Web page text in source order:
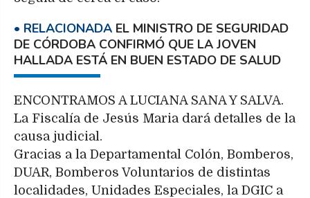
EL MINISTRO DE SEGURIDAD
DE CÓRDOBA CONFIRMÓ QUE LA JOVEN
HALLADA ESTÁ EN BUEN ESTADO DE SALUD
ENCONTRAMOS A LUCIANA SANA Y SALVA.
La Fiscalía de Jesús Maria dará detalles de la
causa judicial.
Gracias a la Departamental Colón, Bomberos,
DUAR, Bomberos Voluntarios de distintas
localidades, Unidades Especiales, la DGIC a